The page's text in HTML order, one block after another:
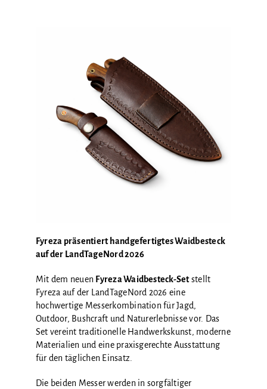
Fyreza präsentiert handgefertigtes Waidbesteck
auf der LandTageNord 2026
Mit dem neuen Fyreza Waidbesteck-Setstellt
Fyreza auf der LandTageNord 2026 eine
hochwertige Messerkombination für Jagd,
Outdoor, Bushcraft und Naturerlebnisse vor. Das
Set vereint traditionelle Handwerkskunst, moderne
Materialien und eine praxisgerechte Ausstattung
für den täglichen Einsatz.
Die beiden Messer werden in sorgfältiger